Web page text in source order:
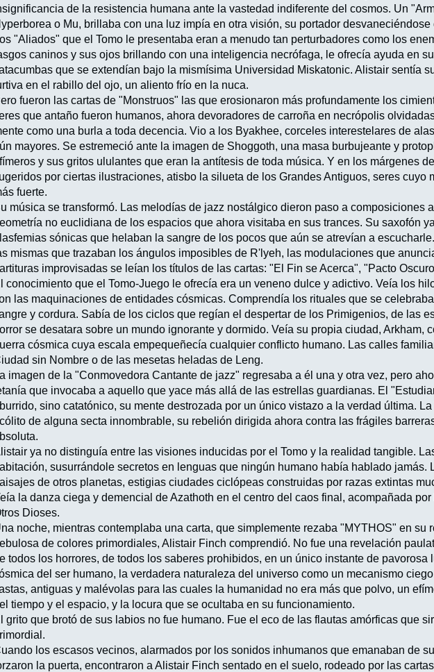
de la resistencia humana ante la vastedad indiferente del cosmos. Un
o Mu, brillaba con una luz impía en otra visión, su portador
"Aliados" que el Tomo le presentaba eran a menudo tan perturbadores como los
caninos y sus ojos brillando con una inteligencia necrófaga, le ofrecía ayuda en
que se extendían bajo la mismísima Universidad Miskatonic. Alistair sentía
en el rabillo del ojo, un aliento frío en la nuca.
fueron las cartas de "Monstruos" las que erosionaron más profundamente los
que antaño fueron humanos, ahora devoradores de carroña en necrópolis
como una burla a toda decencia. Vio a los Byakhee, corceles interestelares de
mayores. Se estremeció ante la imagen de Shoggoth, una masa burbujeante y
y sus gritos ululantes que eran la antítesis de toda música. Y en los márgenes
por ciertas ilustraciones, atisbo la silueta de los Grandes Antiguos, seres cuyo
fuerte.
música se transformó. Las melodías de jazz nostálgico dieron paso a composiciones
no euclidiana de los espacios que ahora visitaba en sus trances. Su saxofón
sónicas que helaban la sangre de los pocos que aún se atrevían a
mismas que trazaban los ángulos imposibles de R'lyeh, las modulaciones que
improvisadas se leían los títulos de las cartas: "El Fin se Acerca", "Pacto
conocimiento que el Tomo-Juego le ofrecía era un veneno dulce y adictivo. Veía los
las maquinaciones de entidades cósmicas. Comprendía los rituales que se
y cordura. Sabía de los ciclos que regían el despertar de los Primigenios, de las
se desatara sobre un mundo ignorante y dormido. Veía su propia ciudad, Arkham,
cósmica cuya escala empequeñecía cualquier conflicto humano. Las calles
sin Nombre o de las mesetas heladas de Leng.
imagen de la "Conmovedora Cantante de jazz" regresaba a él una y otra vez, pero
que invocaba a aquello que yace más allá de las estrellas guardianas. El
sino catatónico, su mente destrozada por un único vistazo a la verdad última.
de alguna secta innombrable, su rebelión dirigida ahora contra las frágiles
ya no distinguía entre las visiones inducidas por el Tomo y la realidad tangible.
susurrándole secretos en lenguas que ningún humano había hablado jamás.
de otros planetas, estigias ciudades ciclópeas construidas por razas extintas
la danza ciega y demencial de Azathoth en el centro del caos final, acompañada
Dioses.
noche, mientras contemplaba una carta, que simplemente rezaba "MYTHOS" en su
de colores primordiales, Alistair Finch comprendió. No fue una revelación
todos los horrores, de todos los saberes prohibidos, en un único instante de
del ser humano, la verdadera naturaleza del universo como un mecanismo
antiguas y malévolas para las cuales la humanidad no era más que polvo, un
tiempo y el espacio, y la locura que se ocultaba en su funcionamiento.
grito que brotó de sus labios no fue humano. Fue el eco de las flautas amórficas que
los escasos vecinos, alarmados por los sonidos inhumanos que emanaban de
la puerta, encontraron a Alistair Finch sentado en el suelo, rodeado por las